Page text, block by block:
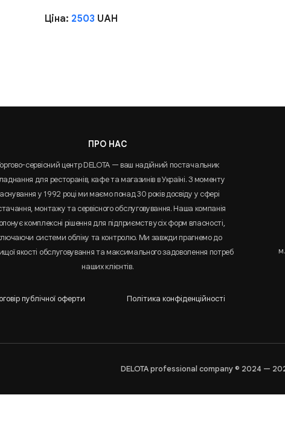
Ціна: 2503 UAH
ПРО НАС
сервісний центр DELOTA — ваш надійний постачальник
для ресторанів, кафе та магазинів в Україні. З моменту
у 1992 році ми маємо понад 30 років досвіду у сфері
монтажу та сервісного обслуговування. Наша компанія
комплексні рішення для підприємств усіх форм власності,
системи обліку та контролю. Ми завжди прагнемо до
якості обслуговування та максимального задоволення потреб
наших клієнтів.
публічної оферти Політика конфіденційності
DELOTA professional company © 2024 —